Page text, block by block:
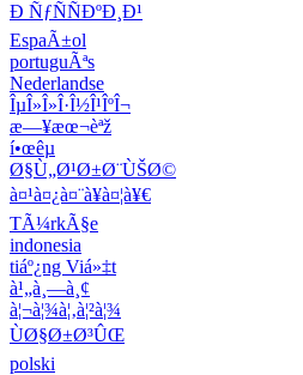
Ð ÑƒÑÑÐºÐ¸Ð¹
EspaÃ±ol
portuguÃªs
Nederlandse
ÎµÎ»Î»Î·Î½Î¹ÎºÎ¬
æ—¥æœ¬èªž
í•œêµ­
Ø§Ù„Ø¹Ø±Ø¨ÙŠØ©
à¤¹à¤¿à¤¨à¥à¤¦à¥€
TÃ¼rkÃ§e
indonesia
tiáº¿ng Viá»‡t
à¹„à¸—à¸¢
à¦¬à¦¾à¦‚à¦²à¦¾
ÙØ§Ø±Ø³ÛŒ
polski